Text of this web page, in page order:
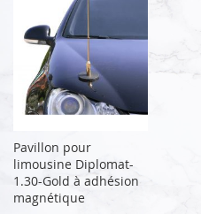
Pavillon pour
limousine Diplomat-
1.30-Gold à adhésion
magnétique